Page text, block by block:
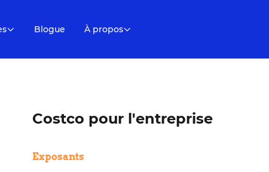
Blogue À propos
Costco pour l'entreprise
Exposants